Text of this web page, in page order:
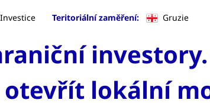
Investice Teritoriální zaměření: Gruzie
lokální